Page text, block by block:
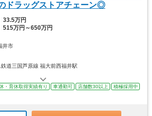
ドラッグストアチェーン◎
33.5万円
515万円～650万円
井市
鉄道三国芦原線 福大前西福井駅
・育休取得実績有り 車通勤可 店舗数30以上
積極採用中